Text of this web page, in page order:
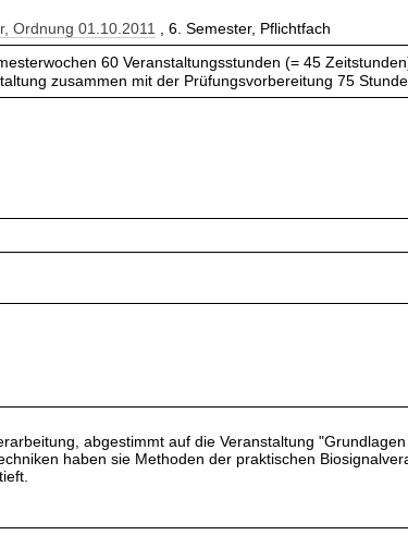
Ordnung 01.10.2011 , 6. Semester, Pflichtfach
60 Veranstaltungsstunden (= 45
zusammen mit der Prüfungsvorbereitung 75
abgestimmt auf die Veranstaltung
haben sie Methoden der praktischen